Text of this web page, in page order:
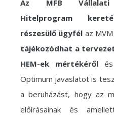
Az MFB Vállalati
Hitelprogram
részesülő ügyfél az
tájékozódhat a
HEM-ek mértékéről
Optimum javaslatot is
a beruházást, hogy az
előírásainak és